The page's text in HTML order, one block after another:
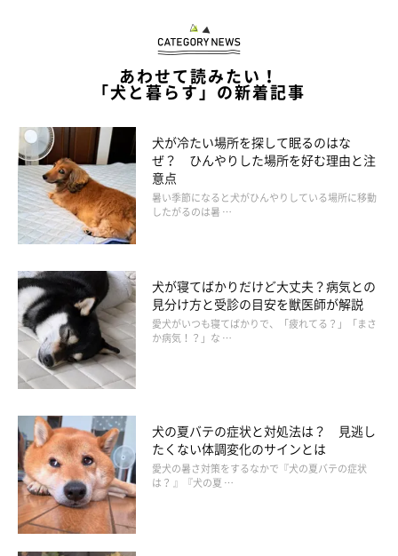
ばサークルに囲まれたトイレは、閉じ込められてしまうのではな
いかと思い、避けてしまう犬もいます。思い切って一度トイレを
囲んでいるサークルを除去してみるのも一つの手です。
トイレ環境を改善した結果
先述した方法をIさん宅で実践したところ、一週間後にはトイレ
できちんとおしっこができるようになったそうです。成功体験が
あわせて読みたい！
「犬と暮らす」の新着記事
犬が冷たい場所を探して眠るのはな
ぜ？ ひんやりした場所を好む理由と注
意点
暑い季節になると犬がひんやりしている場所に移動
したがるのは暑 …
犬が寝てばかりだけど大丈夫？病気との
見分け方と受診の目安を獣医師が解説
愛犬がいつも寝てばかりで、「疲れてる？」「まさ
か病気！？」な …
犬の夏バテの症状と対処法は？ 見逃し
たくない体調変化のサインとは
愛犬の暑さ対策をするなかで『犬の夏バテの症状
は？ 』『犬の夏 …